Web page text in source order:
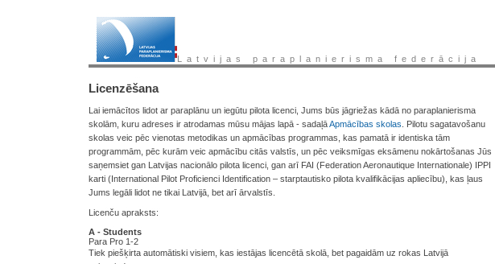
Latvijas paraplanierisma federācija
Licenzēšana
Lai iemācītos lidot ar paraplānu un iegūtu pilota licenci, Jums būs jāgriežas kādā no paraplanierisma
skolām, kuru adreses ir atrodamas mūsu mājas lapā - sadaļāApmācības skolas . Pilotu sagatavošanu
skolas veic pēc vienotas metodikas un apmācības programmas, kas pamatā ir identiska tām
programmām, pēc kurām veic apmācību citās valstīs, un pēc veiksmīgas eksāmenu nokārtošanas Jūs
saņemsiet gan Latvijas nacionālo pilota licenci, gan arī FAI (Federation Aeronautique Internationale) IPPI
karti (International Pilot Proficienci Identification – starptautisko pilota kvalifikācijas apliecību), kas ļaus
Jums legāli lidot ne tikai Latvijā, bet arī ārvalstīs.
Licenču apraksts:
A - Students
Para Pro 1-2
Tiek piešķirta automātiski visiem, kas iestājas licencētā skolā, bet pagaidām uz rokas Latvijā